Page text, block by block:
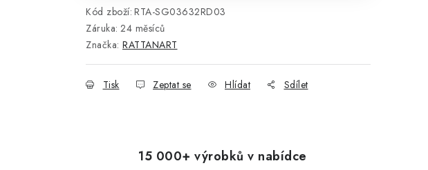
Kód zboží: RTA-SG03632RD03
Záruka: 24 měsíců
Značka: RATTANART
Tisk Zeptat se Hlídat Sdílet
15 000+ výrobků v nabídce